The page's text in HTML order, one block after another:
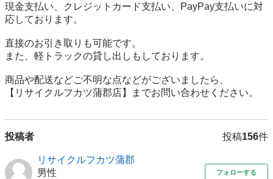
現金支払い、クレジットカード支払い、PayPay支払いに対
応しております。
直接のお引き取りも可能です。
また、軽トラックの貸し出しもしております。
商品や配送などご不明な点などがございましたら、
【リサイクルフカツ蒲郡店】までお問い合わせください。
投稿者 投稿156件
リサイクルフカツ蒲郡
男性
フォローする